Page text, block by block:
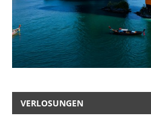
VERLOSUNGEN